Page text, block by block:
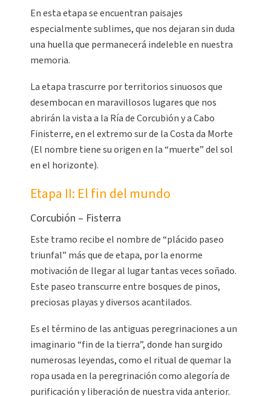
En esta etapa se encuentran paisajes
especialmente sublimes, que nos dejaran sin duda
una huella que permanecerá indeleble en nuestra
memoria.
La etapa trascurre por territorios sinuosos que
desembocan en maravillosos lugares que nos
abrirán la vista a la Ría de Corcubión y a Cabo
Finisterre, en el extremo sur de la Costa da Morte
(El nombre tiene su origen en la “muerte” del sol
en el horizonte).
Etapa II: El fin del mundo
Corcubión – Fisterra
Este tramo recibe el nombre de “plácido paseo
triunfal” más que de etapa, por la enorme
motivación de llegar al lugar tantas veces soñado.
Este paseo transcurre entre bosques de pinos,
preciosas playas y diversos acantilados.
Es el término de las antiguas peregrinaciones a un
imaginario “fin de la tierra”, donde han surgido
numerosas leyendas, como el ritual de quemar la
ropa usada en la peregrinación como alegoría de
purificación y liberación de nuestra vida anterior.